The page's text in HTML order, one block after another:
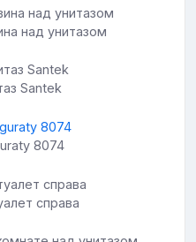
над унитазом
Santek
8074
справа